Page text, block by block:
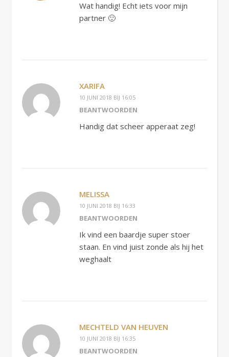
Wat handig! Echt iets voor mijn
partner 🙂
XARIFA
10 JUNI 2018 BIJ 16:05
BEANTWOORDEN
Handig dat scheer apperaat zeg!
MELISSA
10 JUNI 2018 BIJ 16:33
BEANTWOORDEN
Ik vind een baardje super stoer
staan. En vind juist zonde als hij het
weghaalt
MECHTELD VAN HEUVEN
10 JUNI 2018 BIJ 16:35
BEANTWOORDEN